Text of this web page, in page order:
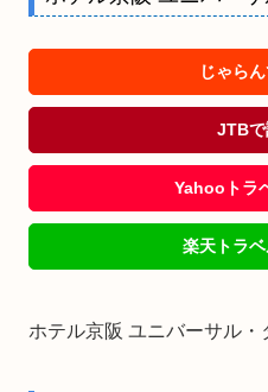
じゃら
JTBで
Yahooトラ
楽天トラ
ホテル京阪 ユニバーサル・